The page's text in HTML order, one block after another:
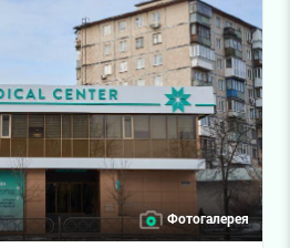
Фотогалерея